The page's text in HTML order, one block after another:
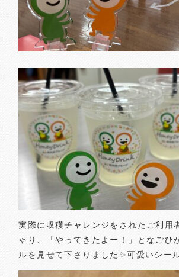
実際に収穫チャレンジをされたご利用
ゃり、「やってきたよー！」となごひ
ルを見せて下さりました✨可愛いシー